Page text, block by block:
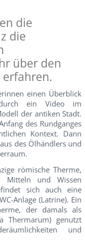
die
die
über den
erfahren.
einen Überblick
ein Video im
der antiken Stadt.
des Rundganges
Kontext. Dann
des Ölhändlers und
römische Therme,
Mitteln und Wissen
sich auch eine
Anlage (Latrine). Ein
der damals als
Thermarum) genutzt
und